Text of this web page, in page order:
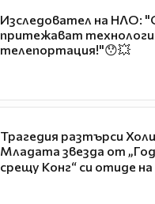
Изследовател на НЛО:
притежават
телепортация!"😯💥
Трагедия разтърси
Младата звезда от
срещу Конг“ си отиде